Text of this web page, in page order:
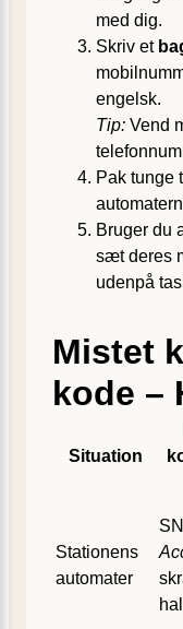
med dig.
Skriv et
engelsk.
Tip: Vend
Pak tunge
Bruger du
sæt deres
udenpå
Mistet
kode –
Situation
Stationens
automater